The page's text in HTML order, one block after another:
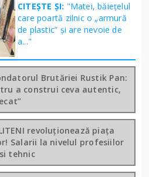
CITEȘTE ȘI: "Matei, băiețelul
care poartă zilnic o „armură
de plastic” și are nevoie de
a..."
Brutăriei Rustik Pan:
a construi ceva autentic,
revoluționează piața
Salarii la nivelul profesiilor
tehnic